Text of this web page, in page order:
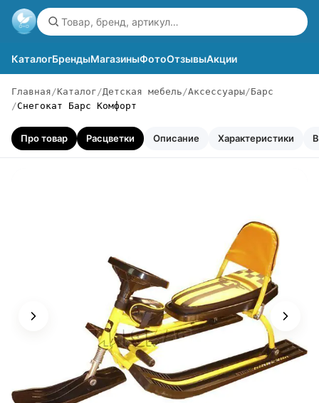
КаталогБрендыМагазиныФотоОтзывыАкции
Главная Каталог Детская мебель Аксессуары Барс
Снегокат Барс Комфорт
Про товар Расцветки Описание Характеристики